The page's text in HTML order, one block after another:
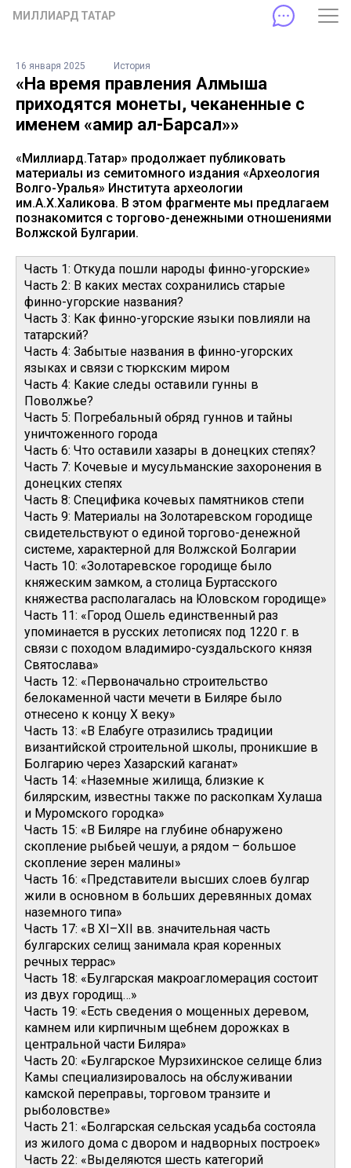
МИЛЛИАРД ТАТАР
16 января 2025 История
«На время правления Алмыша
приходятся монеты, чеканенные с
именем «амир ал-Барсал»»
«Миллиард.Татар» продолжает публиковать
материалы из семитомного издания «Археология
Волго-Уралья» Института археологии
им.А.Х.Халикова. В этом фрагменте мы предлагаем
познакомится с торгово-денежными отношениями
Волжской Булгарии.
Часть 1: Откуда пошли народы финно-угорские»
Часть 2: В каких местах сохранились старые
финно-угорские названия?
Часть 3: Как финно-угорские языки повлияли на
татарский?
Часть 4: Забытые названия в финно-угорских
языках и связи с тюркским миром
Часть 4: Какие следы оставили гунны в
Поволжье?
Часть 5: Погребальный обряд гуннов и тайны
уничтоженного города
Часть 6: Что оставили хазары в донецких степях?
Часть 7: Кочевые и мусульманские захоронения в
донецких степях
Часть 8: Специфика кочевых памятников степи
Часть 9: Материалы на Золотаревском городище
свидетельствуют о единой торгово-денежной
системе, характерной для Волжской Болгарии
Часть 10: «Золотаревское городище было
княжеским замком, а столица Буртасского
княжества располагалась на Юловском городище»
Часть 11: «Город Ошель единственный раз
упоминается в русских летописях под 1220 г. в
связи с походом владимиро-суздальского князя
Святослава»
Часть 12: «Первоначально строительство
белокаменной части мечети в Биляре было
отнесено к концу X веку»
Часть 13: «В Елабуге отразились традиции
византийской строительной школы, проникшие в
Болгарию через Хазарский каганат»
Часть 14: «Наземные жилища, близкие к
билярским, известны также по раскопкам Хулаша
и Муромского городка»
Часть 15: «В Биляре на глубине обнаружено
скопление рыбьей чешуи, а рядом – большое
скопление зерен малины»
Часть 16: «Представители высших слоев булгар
жили в основном в больших деревянных домах
наземного типа»
Часть 17: «В XI–XII вв. значительная часть
булгарских селищ занимала края коренных
речных террас»
Часть 18: «Булгарская макроагломерация состоит
из двух городищ…»
Часть 19: «Есть сведения о мощенных деревом,
камнем или кирпичным щебнем дорожках в
центральной части Биляра»
Часть 20: «Булгарское Мурзихинское селище близ
Камы специализировалось на обслуживании
камской переправы, торговом транзите и
рыболовстве»
Часть 21: «Болгарская сельская усадьба состояла
из жилого дома с двором и надворных построек»
Часть 22: «Выделяются шесть категорий